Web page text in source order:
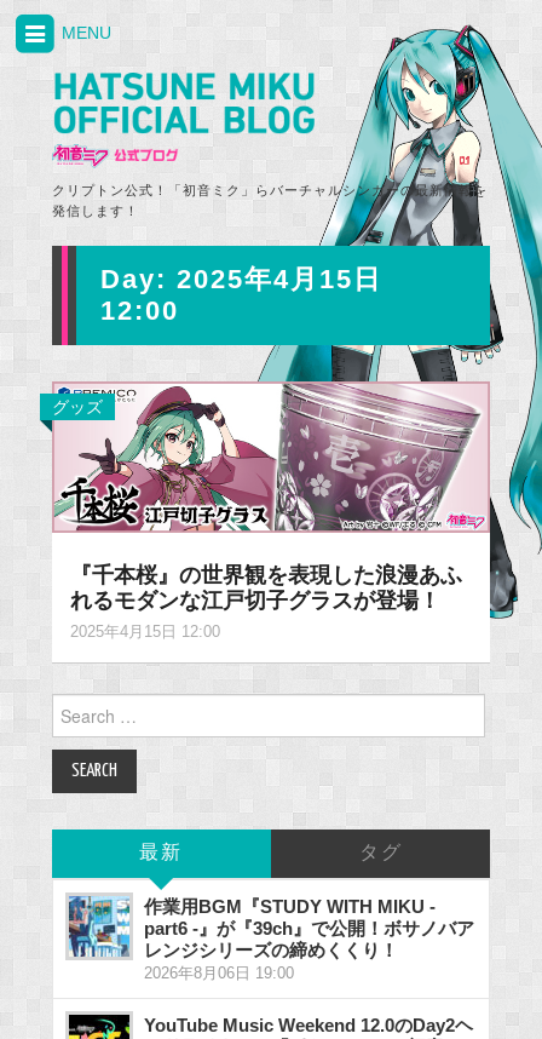
クリプトン公式！「初音ミク」らバーチャルシンガーの最新情報を
発信します！
MENU
Day: 2025年4月15日
12:00
グッズ
『千本桜』の世界観を表現した浪漫あふ
れるモダンな江戸切子グラスが登場！
2025年4月15日 12:00
for:
最新 タグ
作業用BGM『STUDY WITH MIKU -
part6 -』が『39ch』で公開！ボサノバア
レンジシリーズの締めくくり！
2026年8月06日 19:00
YouTube Music Weekend 12.0のDay2ヘ